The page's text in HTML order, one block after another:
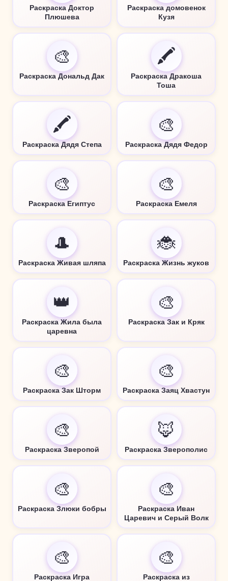
Раскраска Доктор
Плюшева
Раскраска домовенок
Кузя
🎨
Раскраска Дональд Дак
🖍️
Раскраска Дракоша
Тоша
🖍️
Раскраска Дядя Степа
🎨
Раскраска Дядя Федор
🎨
Раскраска Египтус
🎨
Раскраска Емеля
🎩
Раскраска Живая шляпа
🐞
Раскраска Жизнь жуков
👑
Раскраска Жила была
царевна
🎨
Раскраска Зак и Кряк
🎨
Раскраска Зак Шторм
🎨
Раскраска Заяц Хвастун
🎨
Раскраска Зверопой
🦊
Раскраска Зверополис
🎨
Раскраска Злюки бобры
🎨
Раскраска Иван
Царевич и Серый Волк
🎨
Раскраска Игра
🎨
Раскраска из